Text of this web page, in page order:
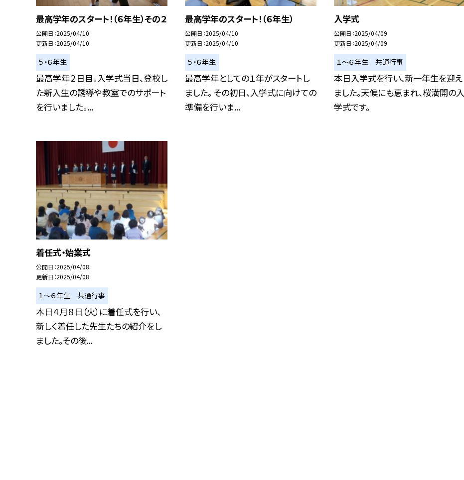
最高学年のスタート！（６年生）その２
公開日 2025/04/10
更新日 2025/04/10
５・６年生
最高学年２日目。入学式当日、登校し
た新入生の誘導や教室でのサポート
を行いました。...
最高学年のスタート！（６年生）
公開日 2025/04/10
更新日 2025/04/10
５・６年生
最高学年としての１年がスタートし
ました。 その初日、入学式に向けての
準備を行いま...
入学式
公開日 2025/04/09
更新日 2025/04/09
１〜６年生 共通行事
本日入学式を行い、新一年生を迎え
ました。天候にも恵まれ、桜満開の入
学式です。
着任式・始業式
公開日 2025/04/08
更新日 2025/04/08
１〜６年生 共通行事
本日４月８日（火）に着任式を行い、
新しく着任した先生たちの紹介をし
ました。その後...